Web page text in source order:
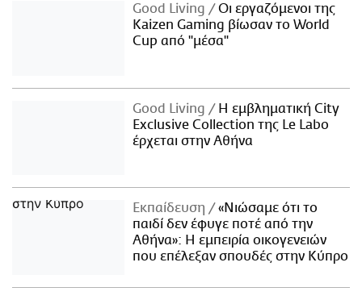
Good Living
Οι εργαζόμενοι της
Kaizen Gaming βίωσαν το World
Cup από "μέσα"
Good Living
Η εμβληματική City
Exclusive Collection της Le Labo
έρχεται στην Αθήνα
Εκπαίδευση
«Νιώσαμε ότι το
παιδί δεν έφυγε ποτέ από την
Αθήνα»: Η εμπειρία οικογενειών
που επέλεξαν σπουδές στην Κύπρο